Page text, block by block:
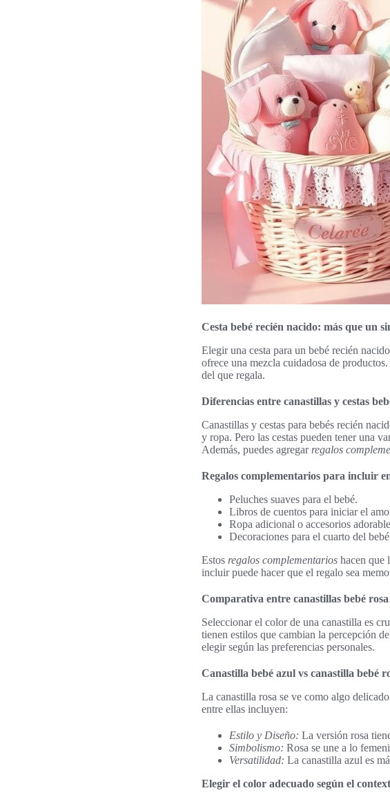
Cesta bebé recién nacido: más que un
Elegir una cesta para un bebé recién
ofrece una mezcla cuidadosa de
del que regala.
Diferencias entre canastillas y cestas
Canastillas y cestas para bebés recién
y ropa. Pero las cestas pueden tener una
Además, puedes agregar regalos
Regalos complementarios para incluir
Peluches suaves para el bebé.
Libros de cuentos para iniciar el
Ropa adicional o accesorios
Decoraciones para el cuarto del
Estos regalos complementarios hacen que
incluir puede hacer que el regalo sea
Comparativa entre canastillas bebé
Seleccionar el color de una canastilla es
tienen estilos que cambian la percepción
elegir según las preferencias personales.
Canastilla bebé azul vs canastilla bebé
La canastilla rosa se ve como algo
entre ellas incluyen:
Estilo y Diseño: La versión rosa
Simbolismo: Rosa se une a lo
Versatilidad: La canastilla azul es
Elegir el color adecuado según el